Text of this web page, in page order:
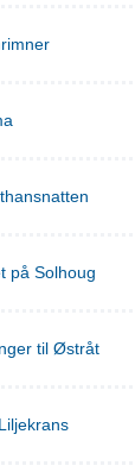
på Solhoug
til Østråt